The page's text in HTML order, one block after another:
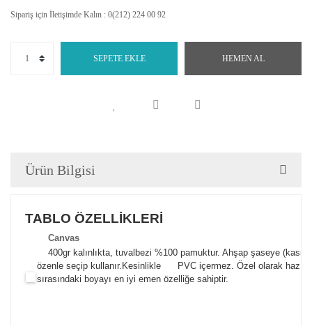
Sipariş için İletişimde Kalın : 0(212) 224 00 92
SEPETE EKLE HEMEN AL
Ürün Bilgisi
TABLO ÖZELLİKLERİ
Canvas
400gr kalınlıkta, tuvalbezi %100 pamuktur. Ahşap şaseye
özenle seçip kullanır. Kesinlikle PVC içermez. Özel olarak
sırasındaki boyayı en iyi emen özelliğe sahiptir.